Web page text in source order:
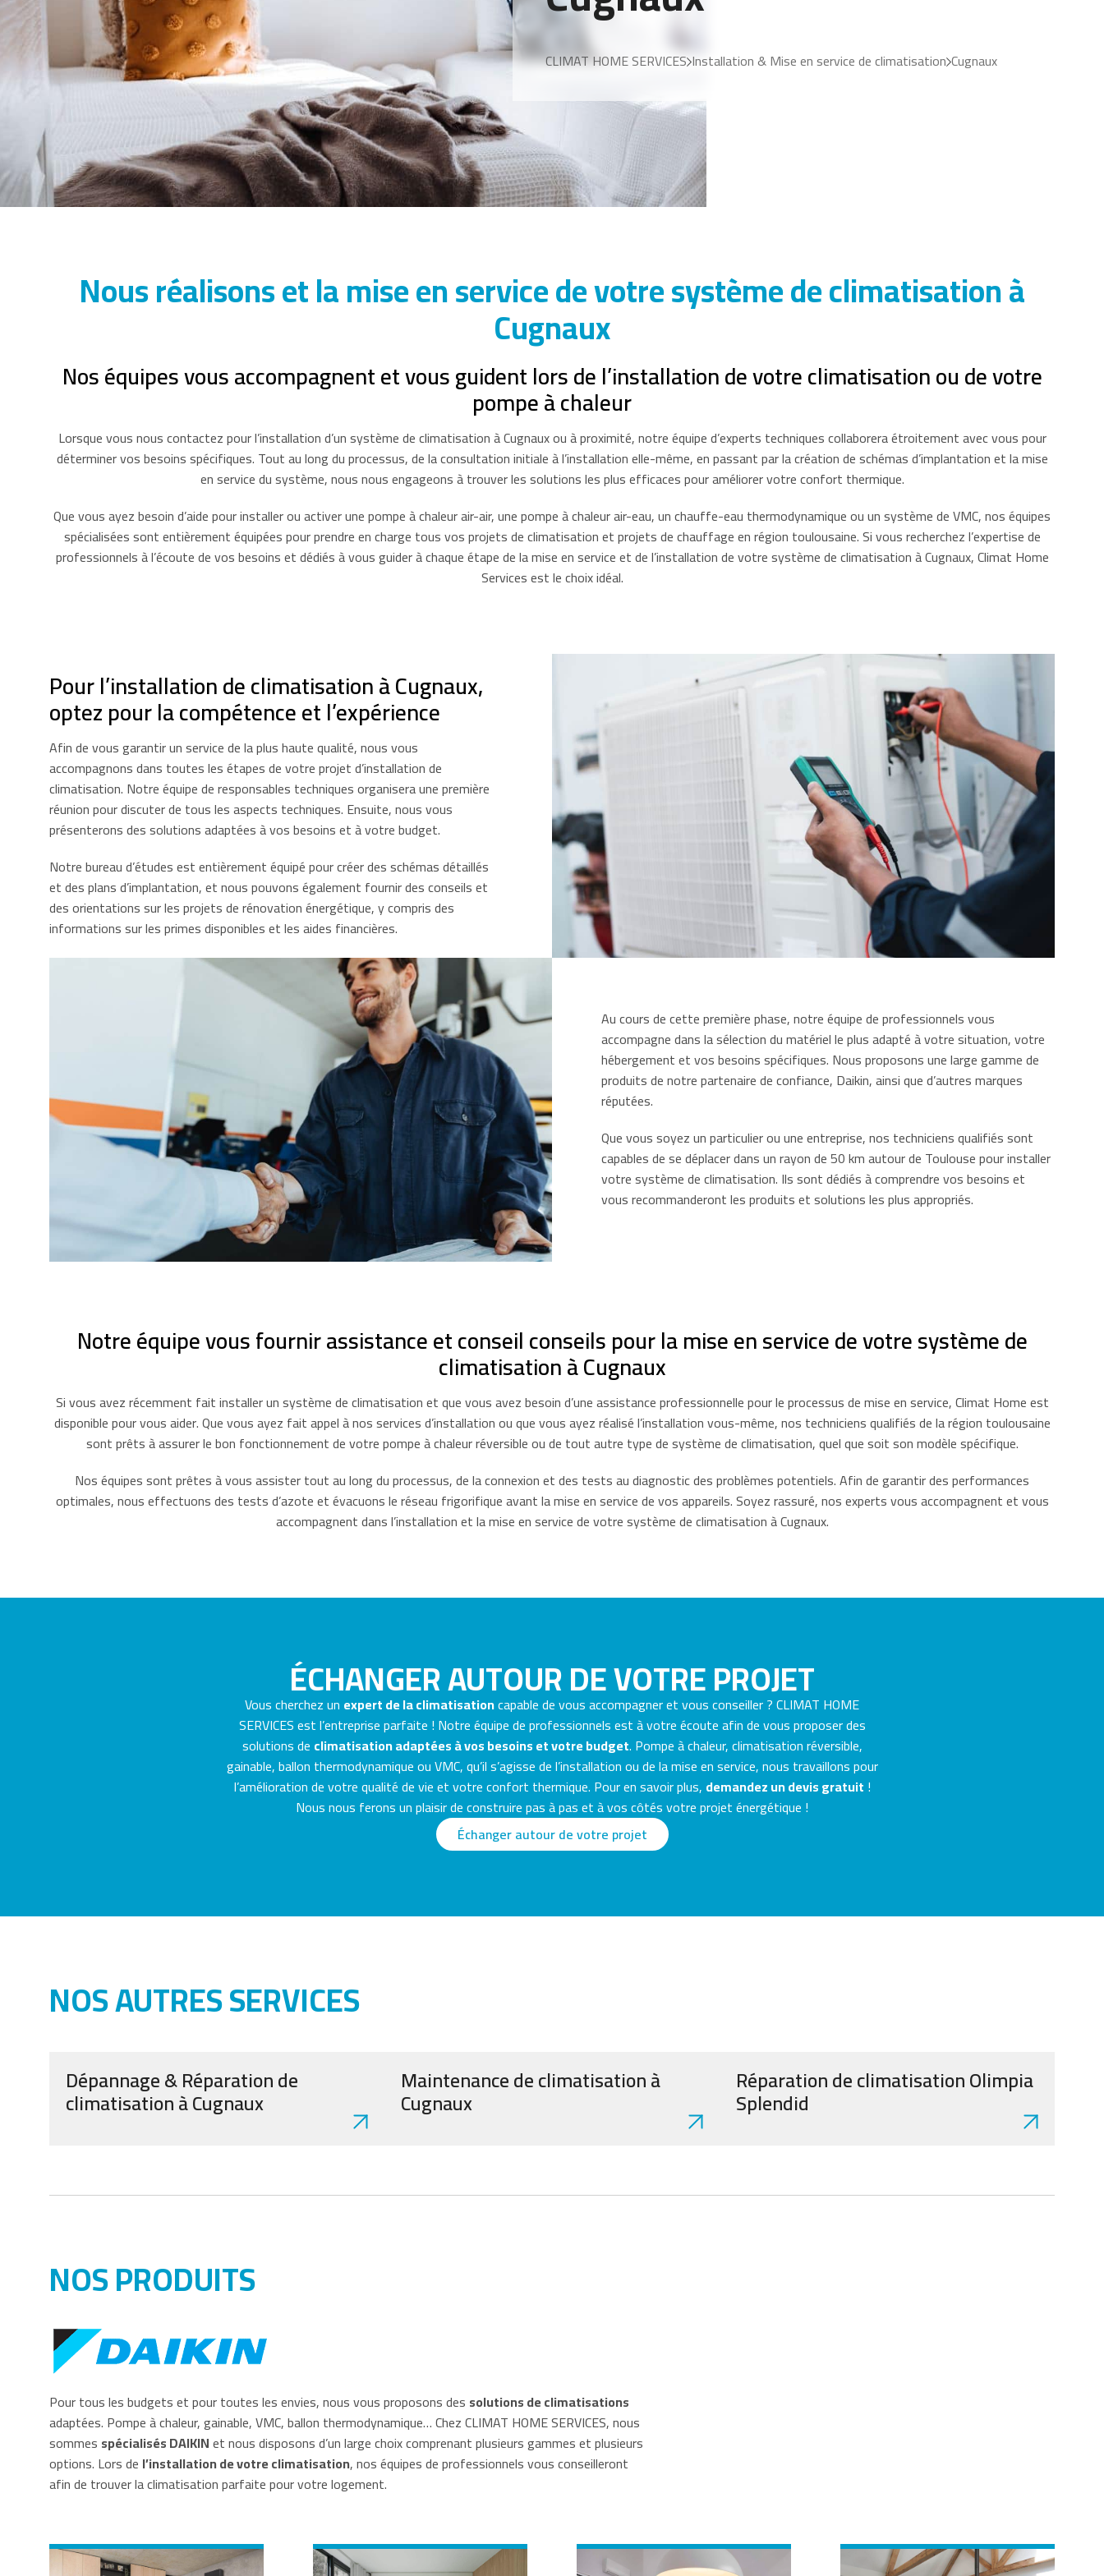
CLIMAT HOME SERVICES Installation & Mise en service de climatisation Cugnaux
Nous réalisons et la mise en service de votre système de climatisation à
Cugnaux
Nos équipes vous accompagnent et vous guident lors de l’installation de votre climatisation ou de votre
pompe à chaleur
Lorsque vous nous contactez pour l’installation d’un système de climatisation à Cugnaux ou à proximité, notre équipe d’experts techniques collaborera étroitement avec vous pour
déterminer vos besoins spécifiques. Tout au long du processus, de la consultation initiale à l’installation elle-même, en passant par la création de schémas d’implantation et la mise
en service du système, nous nous engageons à trouver les solutions les plus efficaces pour améliorer votre confort thermique.
Que vous ayez besoin d’aide pour installer ou activer une pompe à chaleur air-air, une pompe à chaleur air-eau, un chauffe-eau thermodynamique ou un système de VMC, nos équipes
spécialisées sont entièrement équipées pour prendre en charge tous vos projets de climatisation et projets de chauffage en région toulousaine. Si vous recherchez l’expertise de
professionnels à l’écoute de vos besoins et dédiés à vous guider à chaque étape de la mise en service et de l’installation de votre système de climatisation à Cugnaux, Climat Home
Services est le choix idéal.
Pour l’installation de climatisation à Cugnaux,
optez pour la compétence et l’expérience
Afin de vous garantir un service de la plus haute qualité, nous vous
accompagnons dans toutes les étapes de votre projet d’installation de
climatisation. Notre équipe de responsables techniques organisera une première
réunion pour discuter de tous les aspects techniques. Ensuite, nous vous
présenterons des solutions adaptées à vos besoins et à votre budget.
Notre bureau d’études est entièrement équipé pour créer des schémas détaillés
et des plans d’implantation, et nous pouvons également fournir des conseils et
des orientations sur les projets de rénovation énergétique, y compris des
informations sur les primes disponibles et les aides financières.
Au cours de cette première phase, notre équipe de professionnels vous
accompagne dans la sélection du matériel le plus adapté à votre situation, votre
hébergement et vos besoins spécifiques. Nous proposons une large gamme de
produits de notre partenaire de confiance, Daikin, ainsi que d’autres marques
réputées.
Que vous soyez un particulier ou une entreprise, nos techniciens qualifiés sont
capables de se déplacer dans un rayon de 50 km autour de Toulouse pour installer
votre système de climatisation. Ils sont dédiés à comprendre vos besoins et
vous recommanderont les produits et solutions les plus appropriés.
Notre équipe vous fournir assistance et conseil conseils pour la mise en service de votre système de
climatisation à Cugnaux
Si vous avez récemment fait installer un système de climatisation et que vous avez besoin d’une assistance professionnelle pour le processus de mise en service, Climat Home est
disponible pour vous aider. Que vous ayez fait appel à nos services d’installation ou que vous ayez réalisé l’installation vous-même, nos techniciens qualifiés de la région toulousaine
sont prêts à assurer le bon fonctionnement de votre pompe à chaleur réversible ou de tout autre type de système de climatisation, quel que soit son modèle spécifique.
Nos équipes sont prêtes à vous assister tout au long du processus, de la connexion et des tests au diagnostic des problèmes potentiels. Afin de garantir des performances
optimales, nous effectuons des tests d’azote et évacuons le réseau frigorifique avant la mise en service de vos appareils. Soyez rassuré, nos experts vous accompagnent et vous
accompagnent dans l’installation et la mise en service de votre système de climatisation à Cugnaux.
ÉCHANGER AUTOUR DE VOTRE PROJET
Vous cherchez un expert de la climatisationcapable de vous accompagner et vous conseiller ? CLIMAT HOME
SERVICES est l’entreprise parfaite ! Notre équipe de professionnels est à votre écoute afin de vous proposer des
solutions de climatisation adaptées à vos besoins et votre budget. Pompe à chaleur, climatisation réversible,
gainable, ballon thermodynamique ou VMC, qu’il s’agisse de l’installation ou de la mise en service, nous travaillons pour
l’amélioration de votre qualité de vie et votre confort thermique. Pour en savoir plus, demandez un devis gratuit !
Nous nous ferons un plaisir de construire pas à pas et à vos côtés votre projet énergétique !
Échanger autour de votre projet
NOS AUTRES SERVICES
Dépannage & Réparation de
climatisation à Cugnaux
Maintenance de climatisation à
Cugnaux
Réparation de climatisation Olimpia
Splendid
NOS PRODUITS
Pour tous les budgets et pour toutes les envies, nous vous proposons des solutions de climatisations
adaptées. Pompe à chaleur, gainable, VMC, ballon thermodynamique… Chez CLIMAT HOME SERVICES, nous
sommes spécialisés DAIKINet nous disposons d’un large choix comprenant plusieurs gammes et plusieurs
options. Lors de l’installation de votre climatisation, nos équipes de professionnels vous conseilleront
afin de trouver la climatisation parfaite pour votre logement.